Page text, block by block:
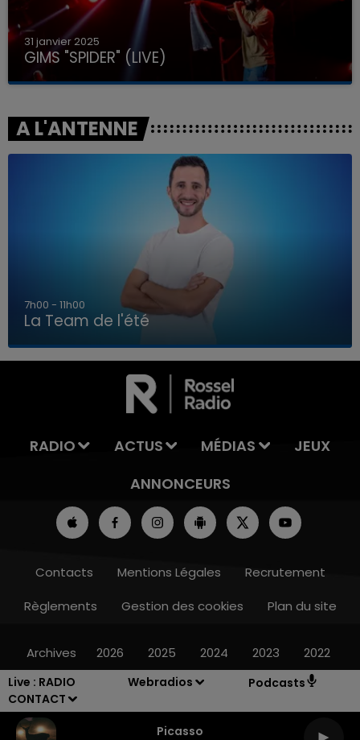
Live : RADIO
CONTACT
Webradios Podcasts
Picasso
LA TEAM DE L'ÉTÉ
31 janvier 2025
GIMS "SPIDER" (LIVE)
A L'ANTENNE
7h00 - 11h00
La Team de l'été
RADIO ACTUS MÉDIAS
JEUX
ANNONCEURS
Contacts Mentions Légales
Recrutement
Règlements
Gestion des cookies Plan du site
Archives 2026 2025 2024 2023 2022